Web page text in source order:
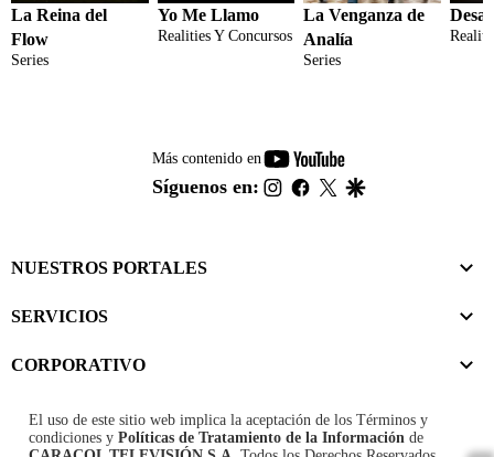
La Reina del
Flow
Series
Yo Me Llamo
Realities Y Concursos
La Venganza de
Analía
Series
Más contenido en
youtube-
footer
Síguenos en: instagram
facebook
twitter
NUESTROS PORTALES
SERVICIOS
CORPORATIVO
El uso de este sitio web implica la aceptación de los Términos y
condiciones y Políticas de Tratamiento de la Información de